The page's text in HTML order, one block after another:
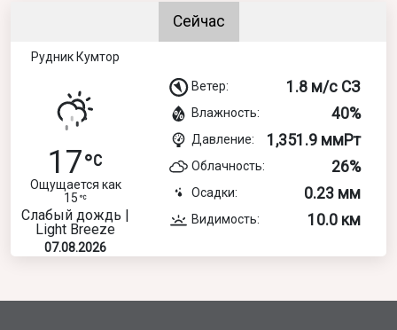
Сейчас
Рудник Кумтор
17
Ощущается как
15
Слабый дождь |
Light Breeze
07.08.2026
Ветер: 1.8 м/с СЗ
Влажность: 40%
Давление: 1,351.9 ммРт
Облачность: 26%
Осадки: 0.23 мм
Видимость: 10.0 км